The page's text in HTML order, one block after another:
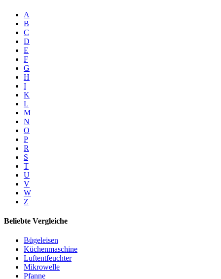
A
B
C
D
E
F
G
H
I
K
L
M
N
O
P
R
S
T
U
V
W
Z
Beliebte Vergleiche
Bügeleisen
Küchenmaschine
Luftentfeuchter
Mikrowelle
Pfanne